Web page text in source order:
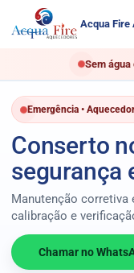
Acqua Fire
Sem água
Emergência •
Conserto
segurança
Manutenção corretiva
calibração e
Chamar no